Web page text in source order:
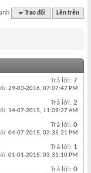
Trao đổi Lên trên
Trả lời: 7
29-03-2016, 07:07:47 PM
Trả lời: 2
14-07-2015, 11:09:27 AM
Trả lời: 0
04-07-2015, 02:35:21 PM
Trả lời: 1
01-01-2015, 03:31:10 PM
Trả lời: 0